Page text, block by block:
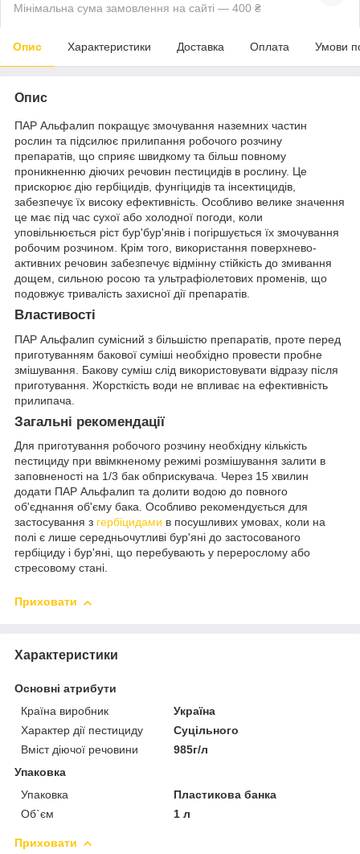
Мінімальна сума замовлення на сайті — 400 ₴
Опис Характеристики Доставка Оплата Умови
Опис
ПАР Альфалип покращує змочування наземних частин
рослин та підсилює прилипання робочого розчину
препаратів, що сприяє швидкому та більш повному
проникненню діючих речовин пестицидів в рослину. Це
прискорює дію гербіцидів, фунгіцидів та інсектицидів,
забезпечує їх високу ефективність. Особливо велике значення
це має під час сухої або холодної погоди, коли
уповільнюється ріст бур'бур'янів і погіршується їх змочування
робочим розчином. Крім того, використання поверхнево-
активних речовин забезпечує відмінну стійкість до змивання
дощем, сильною росою та ультрафіолетових променів, що
подовжує тривалість захисної дії препаратів.
Властивості
ПАР Альфалип сумісний з більшістю препаратів, проте перед
приготуванням бакової суміші необхідно провести пробне
змішування. Бакову суміш слід використовувати відразу після
приготування. Жорсткість води не впливає на ефективність
прилипача.
Загальні рекомендації
Для приготування робочого розчину необхідну кількість
пестициду при ввімкненому режимі розмішування залити в
заповненості на 1/3 бак обприскувача. Через 15 хвилин
додати ПАР Альфалип та долити водою до повного
об'єднання об'єму бака. Особливо рекомендується для
застосування з гербіцидами в посушливих умовах, коли на
полі є лише середньочутливі бур'яні до застосованого
гербіциду і бур'яні, що перебувають у перерослому або
стресовому стані.
Приховати
Характеристики
Основні атрибути
Країна виробник
Україна
Характер дії пестициду
Суцільного
Вміст діючої речовини
985г/л
Упаковка
Упаковка
Пластикова банка
Об`єм
1 л
Приховати